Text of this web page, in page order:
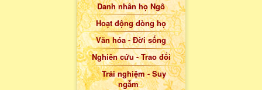
Danh nhân họ Ngô
Hoạt động dòng họ
Văn hóa - Đời sống
Nghiên cứu - Trao đổi
Trải nghiệm - Suy
ngẫm